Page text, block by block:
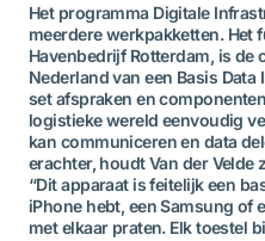
Het programma Digitale
meerdere werkpakketten. Het
Havenbedrijf Rotterdam, is
Nederland van een Basis
set afspraken en
logistieke wereld eenvoudig
kan communiceren en data
erachter, houdt Van der
“Dit apparaat is feitelijk een
iPhone hebt, een Samsung of
met elkaar praten. Elk toestel